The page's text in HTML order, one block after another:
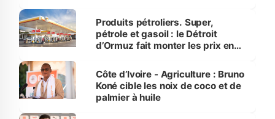
menacées
Produits pétroliers. Super,
pétrole et gasoil : le Détroit
d’Ormuz fait monter les prix en
Côte d’Ivoire - Agriculture : Bruno
Koné cible les noix de coco et de
palmier à huile